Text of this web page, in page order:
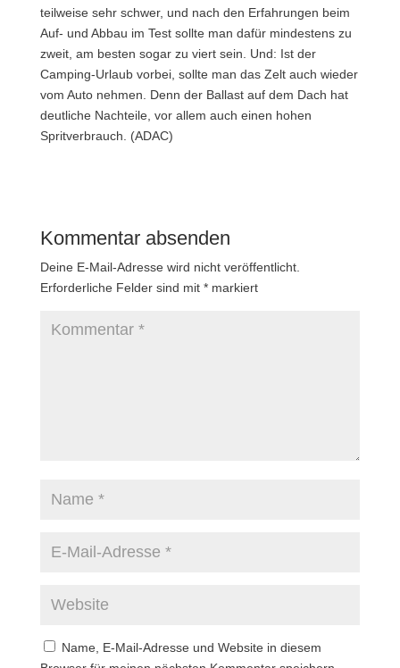
teilweise sehr schwer, und nach den Erfahrungen beim
Auf- und Abbau im Test sollte man dafür mindestens zu
zweit, am besten sogar zu viert sein. Und: Ist der
Camping-Urlaub vorbei, sollte man das Zelt auch wieder
vom Auto nehmen. Denn der Ballast auf dem Dach hat
deutliche Nachteile, vor allem auch einen hohen
Spritverbrauch. (ADAC)
Kommentar absenden
Deine E-Mail-Adresse wird nicht veröffentlicht.
Erforderliche Felder sind mit *markiert
Name, E-Mail-Adresse und Website in diesem